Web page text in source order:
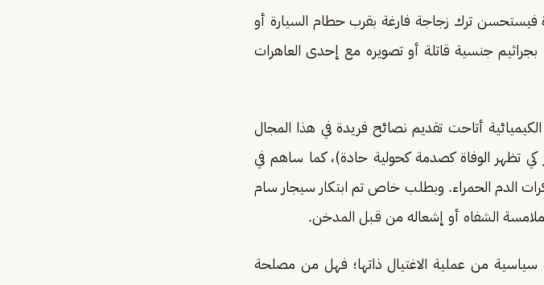
فيستحسن ترك زجاجة فارغة بقرب حطام السيارة أو
جنسية قاتلة أو تصويره مع إحدى العاهرات
أتاحت تقديم نصائح فريدة في هذا المجال
كي تظهر الوفاة كصدمة كحولية حادة)، كما ساهم في
الدم الحمراء. وبطلب خاص تم ابتكار سيجار سام
الشفاه أو إشعاله من قـبل المدخن.
سياسية من عملية الاغتيال ذاتها؛ فهل من مصلحة